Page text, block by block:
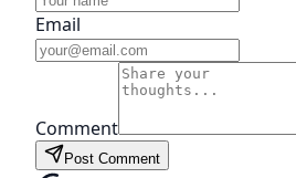
Email
Comment
Post Comment